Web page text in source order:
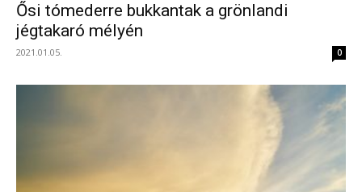
Ősi tómederre bukkantak a grönlandi
jégtakaró mélyén
2021.01.05. 0